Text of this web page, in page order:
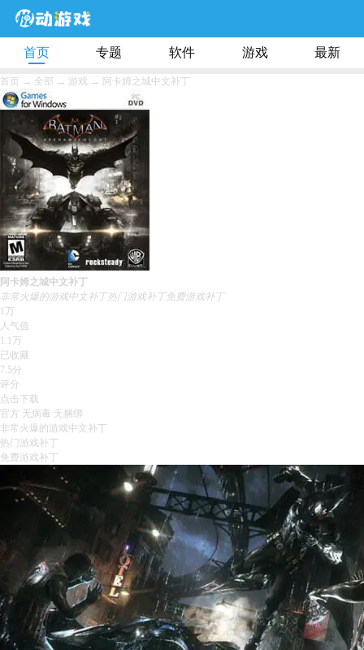
首页 专题 软件 游戏 最新
首页 → 全部 → 游戏 → 阿卡姆之城中文补丁
阿卡姆之城中文补丁
非常火爆的游戏中文补丁热门游戏补丁免费游戏补丁
1万
人气值
1.1万
已收藏
7.5分
评分
点击下载
官方 无病毒 无捆绑
非常火爆的游戏中文补丁
热门游戏补丁
免费游戏补丁